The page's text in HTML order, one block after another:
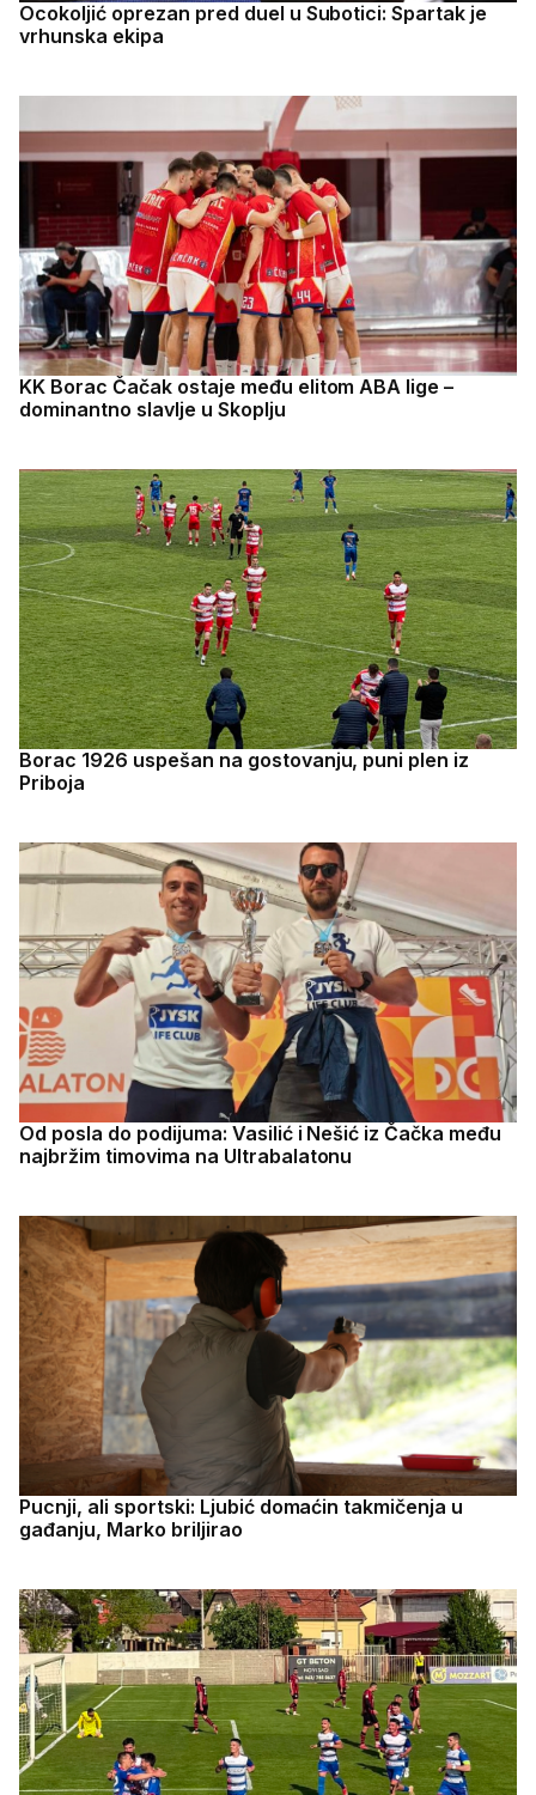
Ocokoljić oprezan pred duel u Subotici: Spartak je
vrhunska ekipa
KK Borac Čačak ostaje među elitom ABA lige –
dominantno slavlje u Skoplju
Borac 1926 uspešan na gostovanju, puni plen iz
Priboja
Od posla do podijuma: Vasilić i Nešić iz Čačka među
najbržim timovima na Ultrabalatonu
Pucnji, ali sportski: Ljubić domaćin takmičenja u
gađanju, Marko briljirao